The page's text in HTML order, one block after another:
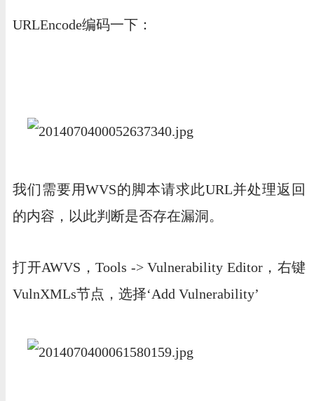
URLEncode编码一下：
我们需要用WVS的脚本请求此URL并处理返回
的内容，以此判断是否存在漏洞。
打开AWVS，Tools -> Vulnerability Editor，右键
VulnXMLs节点，选择‘Add Vulnerability’